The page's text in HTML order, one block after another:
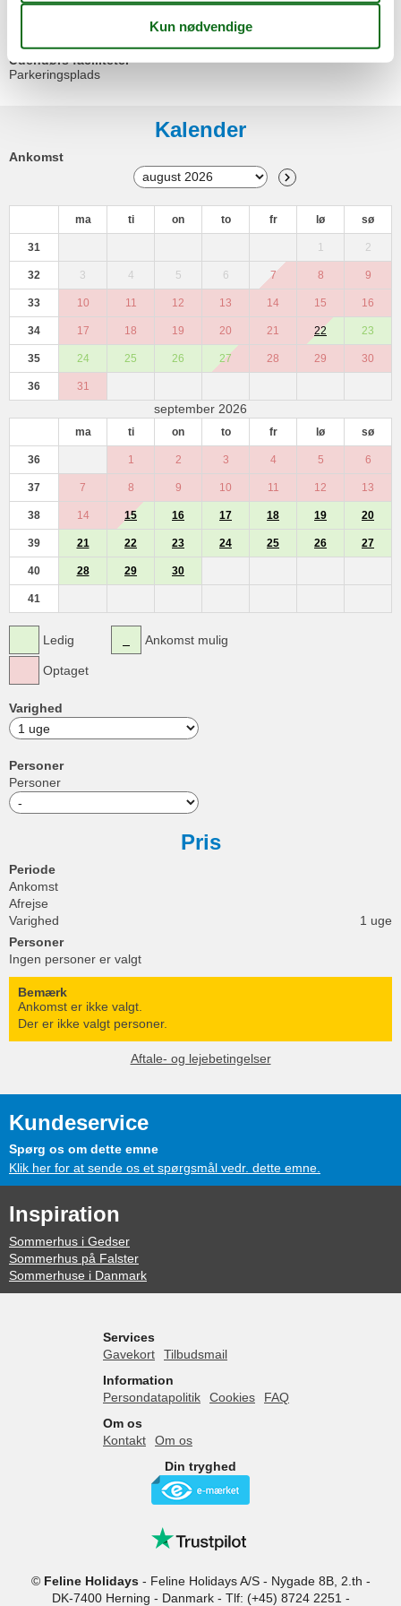
Udendørs faciliteter
Parkeringsplads
Kalender
Ankomst
ma ti on to fr lø sø
31 1 2
32 3 4 5 6 7 8 9
33 10 11 12 13 14 15 16
34 17 18 19 20 21 22 23
35 24 25 26 27 28 29 30
36 31
september 2026
ma ti on to fr lø sø
36 1 2 3 4 5 6
37 7 8 9 10 11 12 13
38 14 15 16 17 18 19 20
39 21 22 23 24 25 26 27
40 28 29 30
41
Ledig
Optaget
Ankomst mulig
Varighed
Personer
Personer
Pris
Periode
Ankomst
Afrejse
Varighed
1 uge
Personer
Ingen personer er valgt
Bemærk
Ankomst er ikke valgt.
Der er ikke valgt personer.
Aftale- og lejebetingelser
Kundeservice
Spørg os om dette emne
Klik her for at sende os et spørgsmål vedr. dette emne.
Inspiration
Sommerhus i Gedser
Sommerhus på Falster
Sommerhuse i Danmark
Services
Gavekort
Tilbudsmail
Information
Persondatapolitik
Cookies
FAQ
Om os
Kontakt
Om os
Din tryghed
© Feline Holidays- Feline Holidays A/S- Nygade 8B, 2.th -
DK-7400 Herning - Danmark - Tlf: (+45) 8724 2251-